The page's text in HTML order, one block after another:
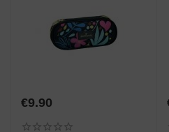
€9.90